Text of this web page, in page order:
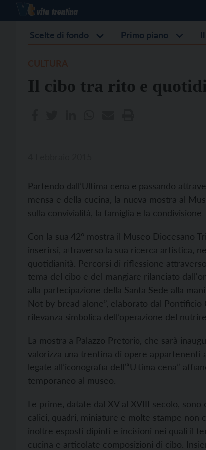
Scelte di fondo Primo piano
Il cibo tra rito e
Partendo dall’Ultima cena e passando
mensa e della cucina, la nuova mostra al
sulla convivialità, la famiglia e la condivisione
Con la sua 42° mostra il Museo Diocesano
inserirsi, attraverso la sua ricerca artistica,
quotidianità. Percorsi di riflessione
tema del cibo e del mangiare rilanciato
alla partecipazione della Santa Sede alla
Not by bread alone”, elaborato dal
rilevanza simbolica dell’operazione del
La mostra a Palazzo Pretorio, che sarà
valorizza una trentina di opere appartenenti
legate all’iconografia dell’“Ultima cena”
temporaneo al museo.
Le prime, datate dal XV al XVIII secolo,
calici, quadri, miniature e molte stampe non
inoltre esposti dipinti e incisioni nei quali il
cucina e articolate composizioni di cibo.